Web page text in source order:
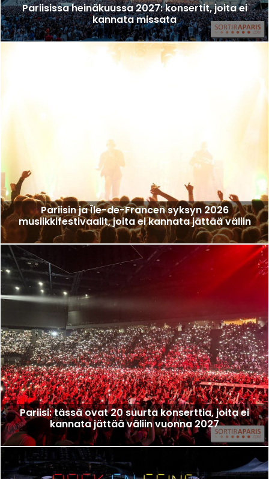
Pariisissa heinäkuussa 2027: konsertit, joita ei
kannata missata
Pariisin ja Île-de-Francen syksyn 2026
musiikkifestivaalit, joita ei kannata jättää väliin
Pariisi: tässä ovat 20 suurta konserttia, joita ei
kannata jättää väliin vuonna 2027